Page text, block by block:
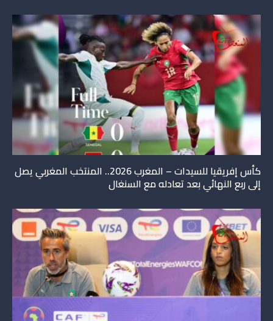
كأس إفريقيا للسيدات – المغرب 2026.. المنتخب المغربي يصل
إلى ربع النهائي بعد تعادله مع السنغال